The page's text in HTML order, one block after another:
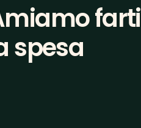
farti
spesa